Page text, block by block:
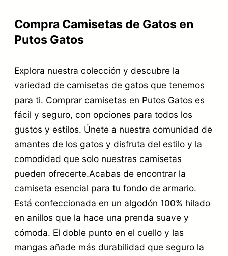
Compra Camisetas de Gatos en
Putos Gatos
Explora nuestra colección y descubre la
variedad de camisetas de gatos que tenemos
para ti. Comprar camisetas en Putos Gatos es
fácil y seguro, con opciones para todos los
gustos y estilos. Únete a nuestra comunidad de
amantes de los gatos y disfruta del estilo y la
comodidad que solo nuestras camisetas
pueden ofrecerte.Acabas de encontrar la
camiseta esencial para tu fondo de armario.
Está confeccionada en un algodón 100% hilado
en anillos que la hace una prenda suave y
cómoda. El doble punto en el cuello y las
mangas añade más durabilidad que seguro la